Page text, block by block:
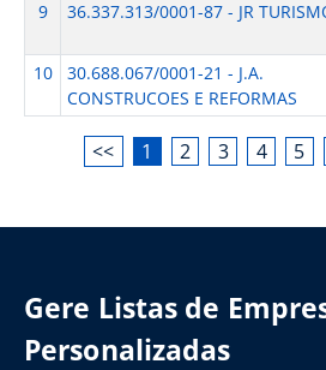
9
36.337.313/0001-87 - JR
10
30.688.067/0001-21 - J.A.
CONSTRUCOES E REFORMAS
<< 1 2 3 4 5
Gere Listas de
Personalizadas